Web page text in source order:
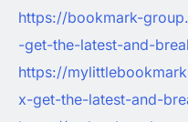
https://bookmark-
-get-the-latest-and-
https://
x-get-the-latest-and-